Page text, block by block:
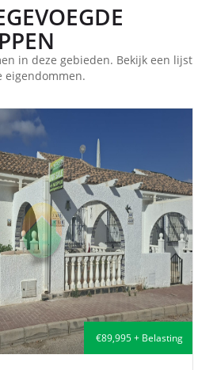
in deze gebieden. Bekijk een lijst
eigendommen.
€135,000 +